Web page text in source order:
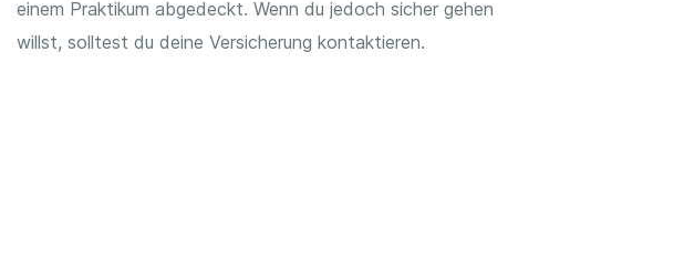
einem Praktikum abgedeckt. Wenn du jedoch sicher gehen
willst, solltest du deine Versicherung kontaktieren.